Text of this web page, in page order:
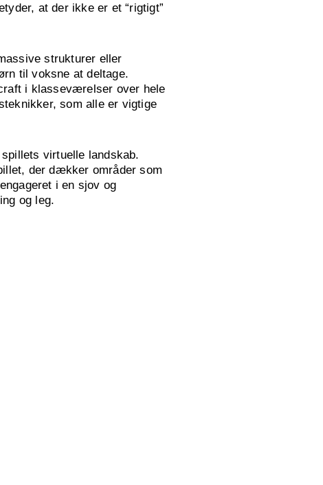
at der ikke er et “rigtigt”
strukturer eller
til voksne at deltage.
i klasseværelser over hele
som alle er vigtige
virtuelle landskab.
der dækker områder som
i en sjov og
og leg.